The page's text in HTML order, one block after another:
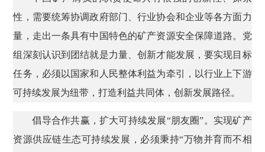
性，需要统筹协调政府部门、行业协会和企业等各方面力
量，走出一条具有中国特色的矿产资源安全保障道路。党
组深刻认识到团结就是力量、创新才能发展，要实现目标
任务，必须以国家和人民整体利益为牵引，以行业上下游
可持续发展为纽带，打造利益共同体，创新发展路径。
倡导合作共赢，扩大可持续发展“朋友圈”。实现矿产
资源供应链生态可持续发展，必须秉持“万物并育而不相